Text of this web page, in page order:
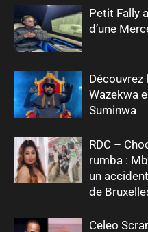
Petit Fally
d’une
Découvrez
Wazekwa
Suminwa
RDC –
rumba :
un
de
Celeo